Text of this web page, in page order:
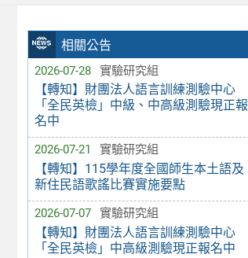
相關公告
2026-07-28 實驗研究組
【轉知】財團法人語言訓練測驗中心
「全民英檢」中級、中高級測驗現正報
名中
2026-07-21 實驗研究組
【轉知】115學年度全國師生本土語及
新住民語歌謠比賽實施要點
2026-07-07 實驗研究組
【轉知】財團法人語言訓練測驗中心
「全民英檢」中高級測驗現正報名中